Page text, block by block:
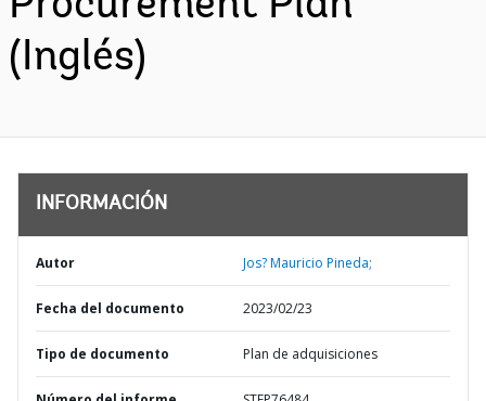
(Inglés)
INFORMACIÓN
Autor Jos? Mauricio Pineda;
Fecha del documento 2023/02/23
Tipo de documento Plan de adquisiciones